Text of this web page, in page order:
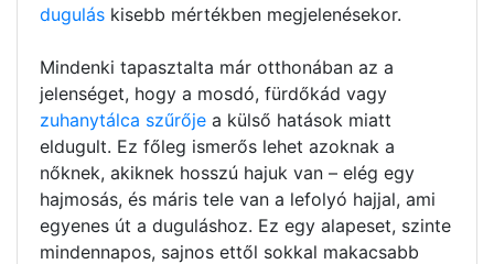
dugulás kisebb mértékben megjelenésekor.
Mindenki tapasztalta már otthonában az a
jelenséget, hogy a mosdó, fürdőkád vagy
zuhanytálca szűrője a külső hatások miatt
eldugult. Ez főleg ismerős lehet azoknak a
nőknek, akiknek hosszú hajuk van – elég egy
hajmosás, és máris tele van a lefolyó hajjal, ami
egyenes út a duguláshoz. Ez egy alapeset, szinte
mindennapos, sajnos ettől sokkal makacsabb